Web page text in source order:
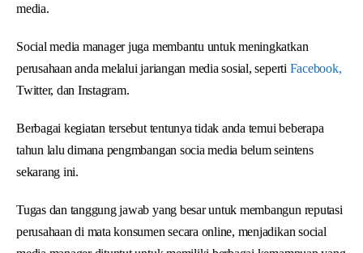
media.
Social media manager juga membantu untuk meningkatkan
perusahaan anda melalui jariangan media sosial, seperti Facebook,
Twitter, dan Instagram.
Berbagai kegiatan tersebut tentunya tidak anda temui beberapa
tahun lalu dimana pengmbangan socia media belum seintens
sekarang ini.
Tugas dan tanggung jawab yang besar untuk membangun reputasi
perusahaan di mata konsumen secara online, menjadikan social